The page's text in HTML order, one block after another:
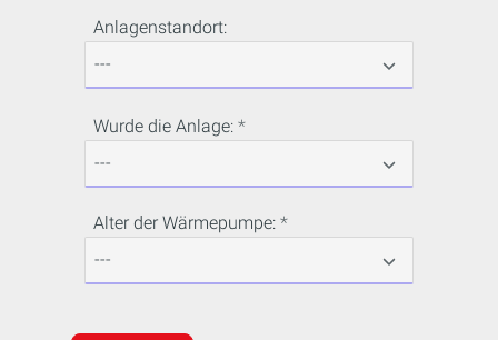
Anlagenstandort:
Wurde die Anlage:
Alter der Wärmepumpe: